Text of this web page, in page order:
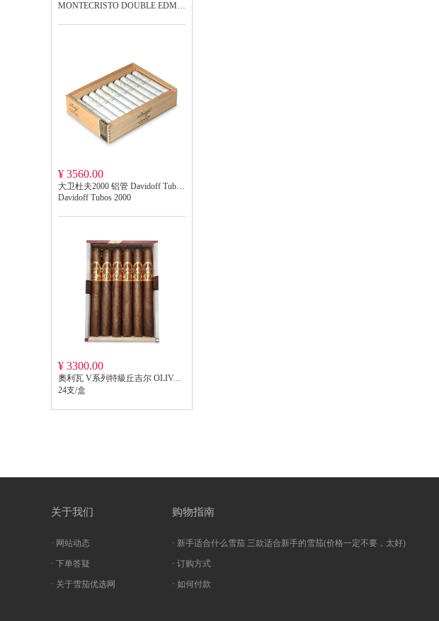
¥ 3560.00
Davidoff Tubos 2000
¥ 3300.00
奧利瓦 V系列特級丘吉尔 OLIVA SERIE V CHURCHILL EXTRA
24支/盒
关于我们
· 网站动态
· 下单答疑
· 关于雪茄优选网
购物指南
· 新手适合什么雪茄 三款适合新手的雪茄(价格一定不要，太好)
· 订购方式
· 如何付款